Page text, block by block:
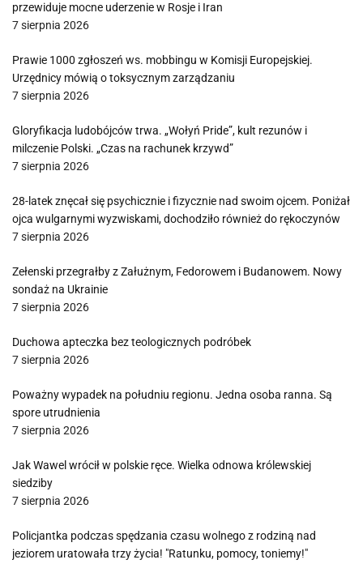
przewiduje mocne uderzenie w Rosje i Iran
7 sierpnia 2026
Prawie 1000 zgłoszeń ws. mobbingu w Komisji Europejskiej.
Urzędnicy mówią o toksycznym zarządzaniu
7 sierpnia 2026
Gloryfikacja ludobójców trwa. „Wołyń Pride”, kult rezunów i
milczenie Polski. „Czas na rachunek krzywd”
7 sierpnia 2026
28-latek znęcał się psychicznie i fizycznie nad swoim ojcem. Poniżał
ojca wulgarnymi wyzwiskami, dochodziło również do rękoczynów
7 sierpnia 2026
Zełenski przegrałby z Załużnym, Fedorowem i Budanowem. Nowy
sondaż na Ukrainie
7 sierpnia 2026
Duchowa apteczka bez teologicznych podróbek
7 sierpnia 2026
Poważny wypadek na południu regionu. Jedna osoba ranna. Są
spore utrudnienia
7 sierpnia 2026
Jak Wawel wrócił w polskie ręce. Wielka odnowa królewskiej
siedziby
7 sierpnia 2026
Policjantka podczas spędzania czasu wolnego z rodziną nad
jeziorem uratowała trzy życia! "Ratunku, pomocy, toniemy!"